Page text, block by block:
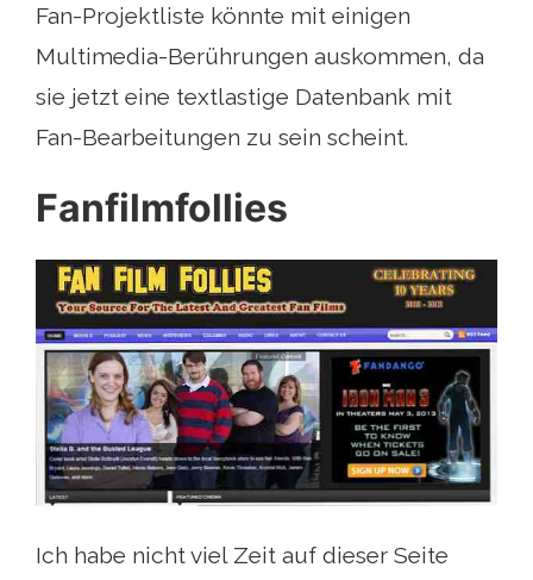
Fan-Projektliste könnte mit einigen
Multimedia-Berührungen auskommen, da
sie jetzt eine textlastige Datenbank mit
Fan-Bearbeitungen zu sein scheint.
Fanfilmfollies
Ich habe nicht viel Zeit auf dieser Seite